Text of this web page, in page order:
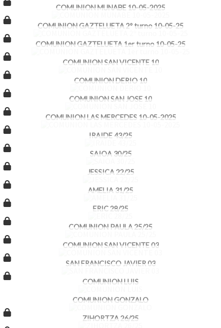
COMUNION MUNABE 10-05-2025
COMUNION GAZTELUETA 2º turno 10-05-25
COMUNION GAZTELUETA 1er turno 10-05-25
COMUNION SAN VICENTE 10
COMUNION DERIO 10
COMUNION SAN JOSE 10
COMUNION LAS MERCEDES 10-05-2025
IRAIDE 43/25
SAIOA 30/25
JESSICA 22/25
AMELIA 31/25
ERIC 28/25
COMUNION PAULA 25/25
COMUNION SAN VICENTE 03
SAN FRANCISCO JAVIER 03
COMUNION LUIS
COMUNION GONZALO
ZIHORTZA 26/25